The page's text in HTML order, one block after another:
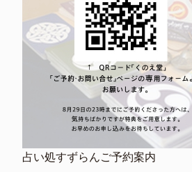
占い処すずらんご予約案内